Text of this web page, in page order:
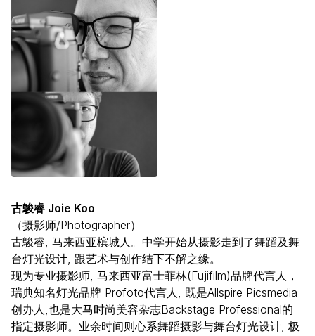
古鵔睿 Joie Koo
（摄影师/Photographer）
古鵔睿, 马来西亚槟城人。中学开始从摄影走到了舞蹈及舞
台灯光设计, 跟艺术与创作结下不解之缘。
现为专业摄影师, 马来西亚富士菲林(Fujifilm)品牌代言人，
瑞典知名灯光品牌 Profoto代言人, 既是Allspire Picsmedia
创办人,也是大马时尚美容杂志Backstage Professional的
指定摄影师。业余时间则心系舞蹈摄影与舞台灯光设计, 极